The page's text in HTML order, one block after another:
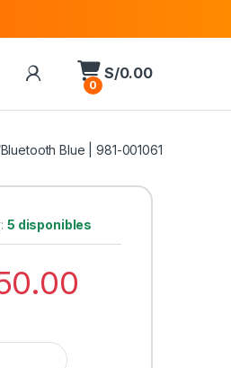
0
S/0.00
Blue | 981-001061
5 disponibles
con micrófono Logitech